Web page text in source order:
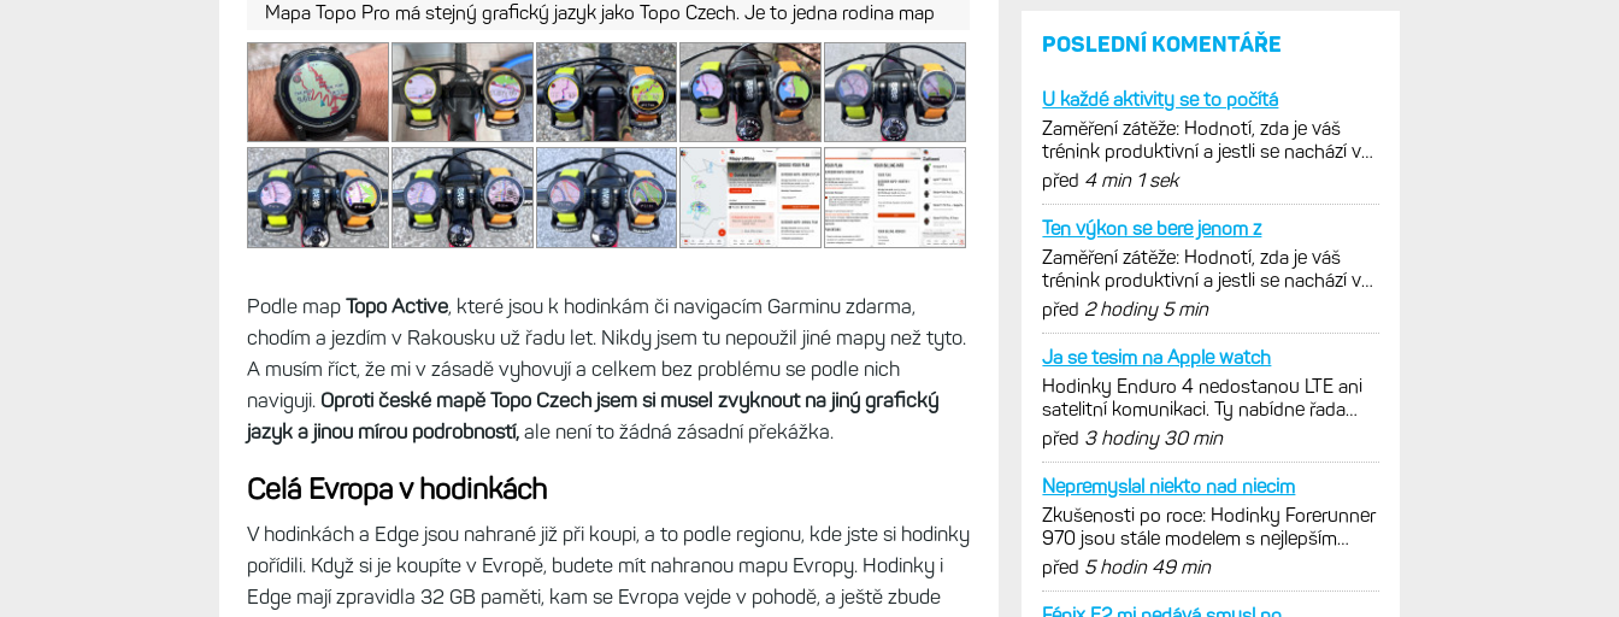
Mapa Topo Pro má stejný grafický jazyk jako Topo Czech. Je to jedna rodina map
Podle map Topo Active, které jsou k hodinkám či navigacím Garminu zdarma,
chodím a jezdím v Rakousku už řadu let. Nikdy jsem tu nepoužil jiné mapy než tyto.
A musím říct, že mi v zásadě vyhovují a celkem bez problému se podle nich
naviguji. Oproti české mapě Topo Czech jsem si musel zvyknout na jiný grafický
jazyk a jinou mírou podrobností, ale není to žádná zásadní překážka.
Celá Evropa v hodinkách
V hodinkách a Edge jsou nahrané již při koupi, a to podle regionu, kde jste si hodinky
pořídili. Když si je koupíte v Evropě, budete mít nahranou mapu Evropy. Hodinky i
Edge mají zpravidla 32 GB paměti, kam se Evropa vejde v pohodě, a ještě zbude
POSLEDNÍ KOMENTÁŘE
U každé aktivity se to počítá
Zaměření zátěže: Hodnotí, zda je váš
trénink produktivní a jestli se nachází v
optimálních oblastech
před 4 min 1 sek
Ten výkon se bere jenom z
Zaměření zátěže: Hodnotí, zda je váš
trénink produktivní a jestli se nachází v
optimálních oblastech
před 2 hodiny 5 min
Ja se tesim na Apple watch
Hodinky Enduro 4 nedostanou LTE ani
satelitní komunikaci. Ty nabídne řada
Fénix 9 v edici inReach
před 3 hodiny 30 min
Nepremyslal niekto nad niecim
Zkušenosti po roce: Hodinky Forerunner
970 jsou stále modelem s nejlepším
poměrem ceny a výkonu
před 5 hodin 49 min